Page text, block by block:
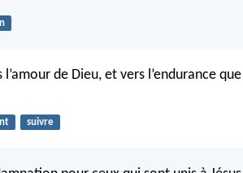
de Dieu, et vers l’endurance
suivre